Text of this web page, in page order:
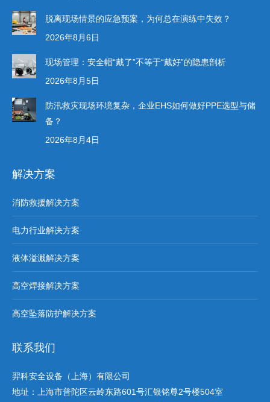
脱离现场情景的应急预案，为何总在演练中失效？
2026年8月6日
现场管理：安全帽“戴了”不等于“戴好”的隐患剖析
2026年8月5日
防汛救灾现场环境复杂，企业EHS如何做好PPE选型与储
备？
2026年8月4日
解决方案
消防救援解决方案
电力行业解决方案
液体溢溅解决方案
高空焊接解决方案
高空坠落防护解决方案
联系我们
羿科安全设备（上海）有限公司
地址：上海市普陀区云岭东路601号汇银铭尊2号楼504室